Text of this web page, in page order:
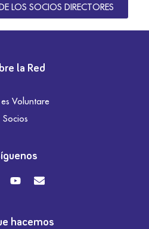
LOS SOCIOS DIRECTORES
la Red
Voluntare
Socios
hacemos